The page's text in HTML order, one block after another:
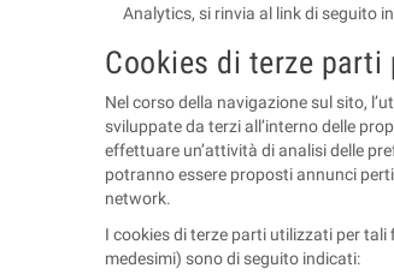
Analytics, si rinvia al link di
Cookies di terze
Nel corso della navigazione sul sito,
sviluppate da terzi all’interno delle
effettuare un’attività di analisi delle
potranno essere proposti annunci
network.
I cookies di terze parti utilizzati per
medesimi) sono di seguito indicati: